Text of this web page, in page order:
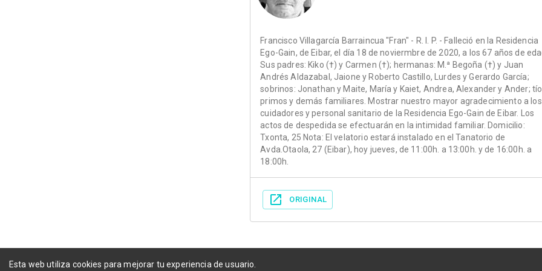
Francisco Villagarcía Barraincua "Fran" - R. I. P. - Falleció en la Residencia
Ego-Gain, de Eibar, el día 18 de noviermbre de 2020, a los 67 años de
Sus padres: Kiko (†) y Carmen (†); hermanas: M.ª Begoña (†) y Juan
Andrés Aldazabal, Jaione y Roberto Castillo, Lurdes y Gerardo García;
sobrinos: Jonathan y Maite, María y Kaiet, Andrea, Alexander y Ander;
primos y demás familiares. Mostrar nuestro mayor agradecimiento a los
cuidadores y personal sanitario de la Residencia Ego-Gain de Eibar. Los
actos de despedida se efectuarán en la intimidad familiar. Domicilio:
Txonta, 25 Nota: El velatorio estará instalado en el Tanatorio de
Avda.Otaola, 27 (Eibar), hoy jueves, de 11:00h. a 13:00h. y de 16:00h. a
18:00h.
ORIGINAL
Esta web utiliza cookies para mejorar tu experiencia de usuario.